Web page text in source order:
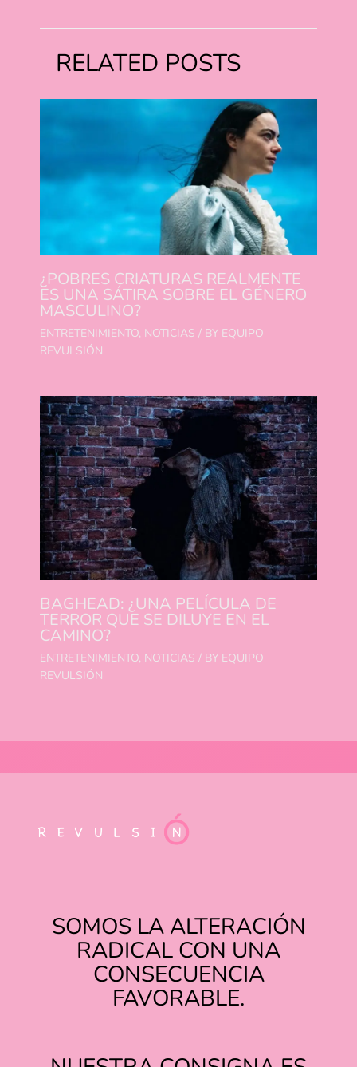
RELATED POSTS
¿POBRES CRIATURAS REALMENTE
ES UNA SÁTIRA SOBRE EL GÉNERO
MASCULINO?
ENTRETENIMIENTO, NOTICIAS / BY EQUIPO
REVULSIÓN
BAGHEAD: ¿UNA PELÍCULA DE
TERROR QUE SE DILUYE EN EL
CAMINO?
ENTRETENIMIENTO, NOTICIAS / BY EQUIPO
REVULSIÓN
SOMOS LA ALTERACIÓN
RADICAL CON UNA
CONSECUENCIA
FAVORABLE.